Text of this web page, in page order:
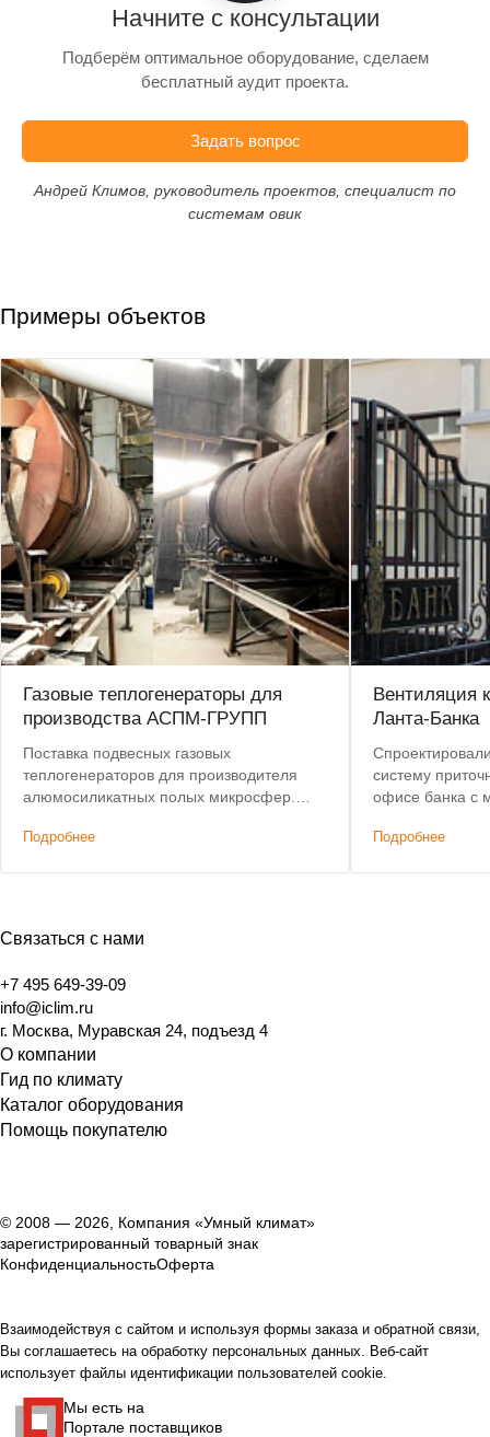
Начните с консультации
Подберём оптимальное оборудование, сделаем
бесплатный аудит проекта.
Задать вопрос
Андрей Климов, руководитель проектов, специалист по
системам овик
Примеры объектов
Газовые теплогенераторы для
производства АСПМ-ГРУПП
Поставка подвесных газовых
теплогенераторов для производителя
алюмосиликатных полых микросфер.
Бесплатная доставка.
Подробнее
Вентиляция
Ланта-Банка
систему
офисе банка с
элементы
Подробнее
Связаться с нами
+7 495 649-39-09
info@iclim.ru
г. Москва, Муравская 24, подъезд 4
О компании
Гид по климату
Каталог оборудования
Помощь покупателю
© 2008 — 2026, Компания «Умный климат»
зарегистрированный товарный знак
КонфиденциальностьОферта
Взаимодействуя с сайтом и используя формы заказа и обратной связи,
Вы соглашаетесь на обработку персональных данных. Веб-сайт
использует файлы идентификации пользователей cookie.
Мы есть на
Портале поставщиков